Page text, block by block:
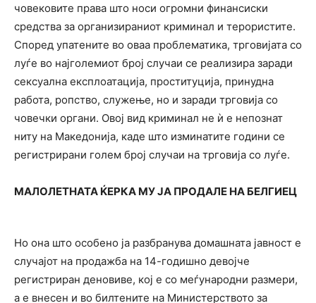
човековите права што носи огромни финансиски
средства за организираниот криминал и терористите.
Според упатените во оваа проблематика, трговијата со
луѓе во најголемиот број случаи се реализира заради
сексуална експлоатација, проституција, принудна
работа, ропство, служење, но и заради трговија со
човечки органи. Овој вид криминал не ѝ е непознат
ниту на Македонија, каде што изминатите години се
регистрирани голем број случаи на трговија со луѓе.
МАЛОЛЕТНАТА ЌЕРКА МУ ЈА ПРОДАЛЕ НА БЕЛГИЕЦ
Но она што особено ја разбранува домашната јавност е
случајот на продажба на 14-годишно девојче
регистриран деновиве, кој е со меѓународни размери,
а е внесен и во билтените на Министерството за